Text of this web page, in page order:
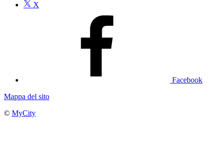
X
Facebook
Mappa del sito
© MyCity